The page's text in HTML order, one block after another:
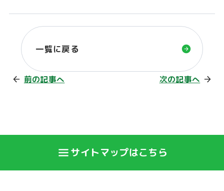
前の記事へ
一覧に戻る
次の記事へ
サイトマップはこちら